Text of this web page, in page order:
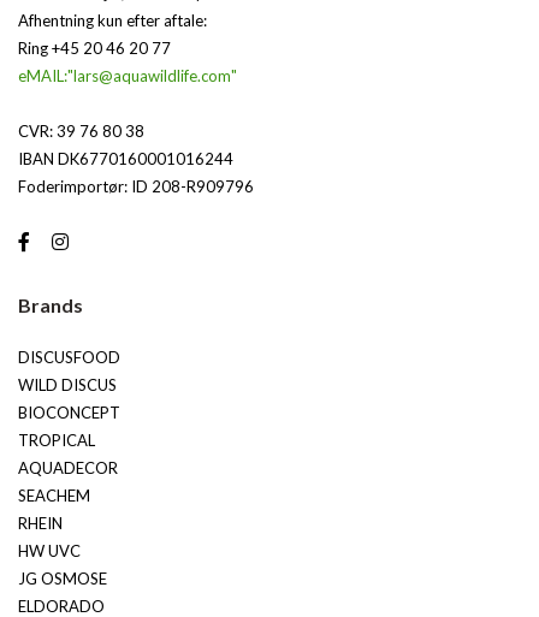
Afhentning kun efter aftale:
Ring +45 20 46 20 77
eMAIL:"lars@aquawildlife.com"
CVR: 39 76 80 38
IBAN DK6770160001016244
Foderimportør: ID 208-R909796
Brands
DISCUSFOOD
WILD DISCUS
BIOCONCEPT
TROPICAL
AQUADECOR
SEACHEM
RHEIN
HW UVC
JG OSMOSE
ELDORADO